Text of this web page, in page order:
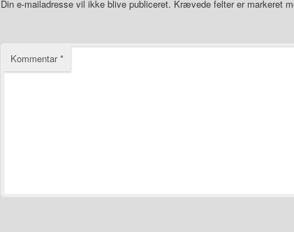
Din e-mailadresse vil ikke blive publiceret. Krævede felter er markeret
Kommentar*